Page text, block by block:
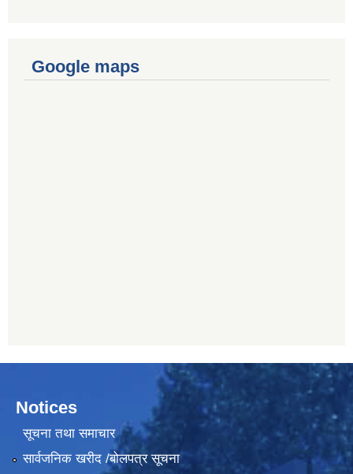
Google maps
Notices
सूचना तथा समाचार
सार्वजनिक खरीद /बोलपत्र सूचना